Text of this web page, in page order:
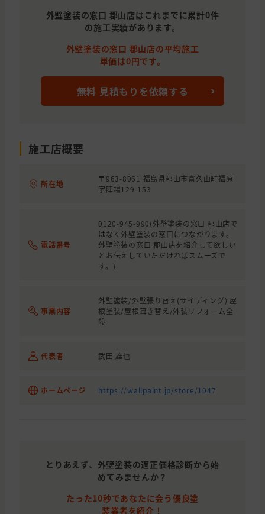
外壁塗装の窓口 郡山店はこれまでに累計0件
の施工実績があります。
外壁塗装の窓口 郡山店の平均施工
単価は0円です。
無料 見積もりを依頼する
施工店概要
所在地
〒963-8061 福島県郡山市富久山町福原
字陣場129-153
電話番号
0120-945-990(外壁塗装の窓口 郡山店で
はなく外壁塗装の窓口につながります。
外壁塗装の窓口 郡山店を紹介して欲しい
とお伝えしていただければスムーズで
す。)
事業内容
外壁塗装/外壁張り替え(サイディング) 屋
根塗装/屋根葺き替え/外装リフォーム全
般
代表者 武田 雄也
ホームページ https://wallpaint.jp/store/1047
とりあえず、外壁塗装の適正価格診断から始
めてみませんか？
たった10秒であなたに会う優良塗
装業者を紹介！